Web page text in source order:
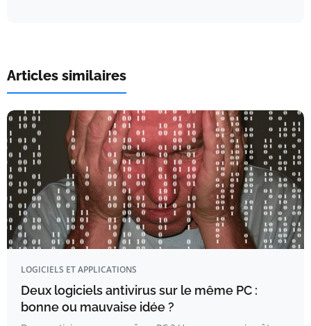
Articles similaires
LOGICIELS ET APPLICATIONS
Deux logiciels antivirus sur le même PC :
bonne ou mauvaise idée ?